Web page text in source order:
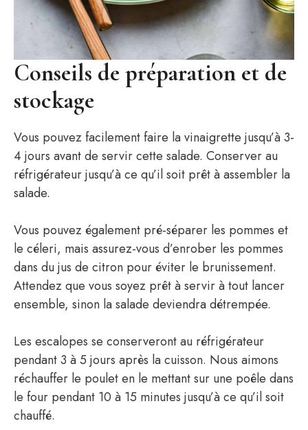
Conseils de préparation et de
stockage
Vous pouvez facilement faire la vinaigrette jusqu’à 3-
4 jours avant de servir cette salade. Conserver au
réfrigérateur jusqu’à ce qu’il soit prêt à assembler la
salade.
Vous pouvez également pré-séparer les pommes et
le céleri, mais assurez-vous d’enrober les pommes
dans du jus de citron pour éviter le brunissement.
Attendez que vous soyez prêt à servir à tout lancer
ensemble, sinon la salade deviendra détrempée.
Les escalopes se conserveront au réfrigérateur
pendant 3 à 5 jours après la cuisson. Nous aimons
réchauffer le poulet en le mettant sur une poêle dans
le four pendant 10 à 15 minutes jusqu’à ce qu’il soit
chauffé.